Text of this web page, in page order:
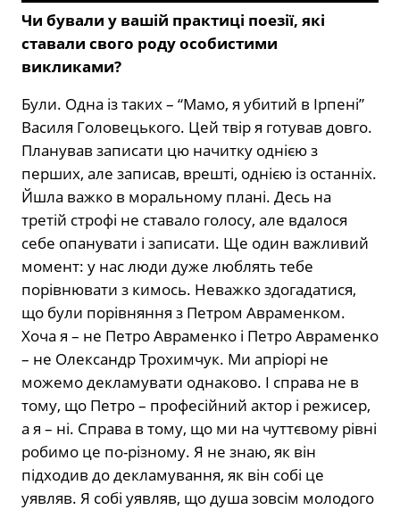
Чи бували у вашій практиці поезії, які
ставали свого роду особистими
викликами?
Були. Одна із таких – “Мамо, я убитий в Ірпені”
Василя Головецького. Цей твір я готував довго.
Планував записати цю начитку однією з
перших, але записав, врешті, однією із останніх.
Йшла важко в моральному плані. Десь на
третій строфі не ставало голосу, але вдалося
себе опанувати і записати. Ще один важливий
момент: у нас люди дуже люблять тебе
порівнювати з кимось. Неважко здогадатися,
що були порівняння з Петром Авраменком.
Хоча я – не Петро Авраменко і Петро Авраменко
– не Олександр Трохимчук. Ми апріорі не
можемо декламувати однаково. І справа не в
тому, що Петро – професійний актор і режисер,
а я – ні. Справа в тому, що ми на чуттєвому рівні
робимо це по-різному. Я не знаю, як він
підходив до декламування, як він собі це
уявляв. Я собі уявляв, що душа зовсім молодого